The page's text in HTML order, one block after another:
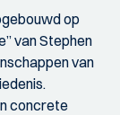
op
van Stephen
van
concrete